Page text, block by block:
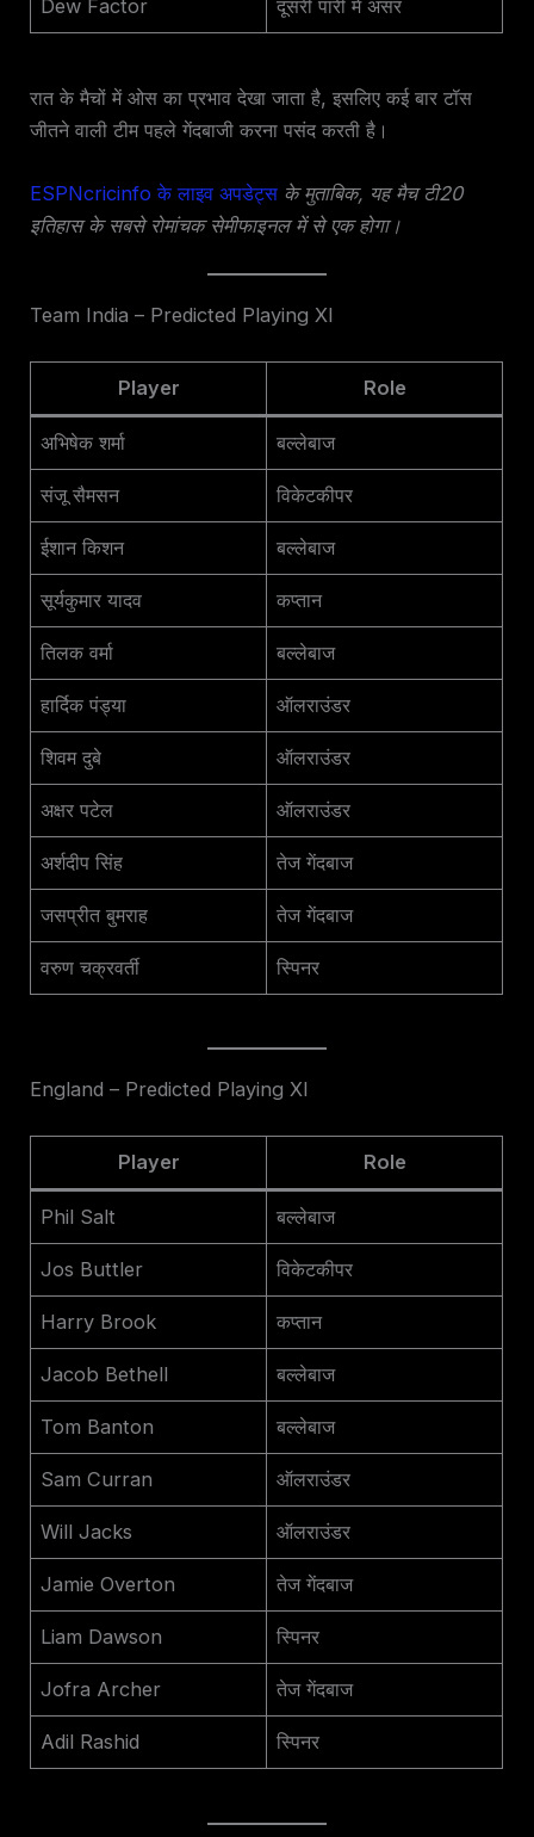
Dew Factor दूसरी पारी में असर
रात के मैचों में ओस का प्रभाव देखा जाता है, इसलिए कई बार टॉस
जीतने वाली टीम पहले गेंदबाजी करना पसंद करती है।
ESPNcricinfo के लाइव अपडेट्स के मुताबिक, यह मैच टी20
इतिहास के सबसे रोमांचक सेमीफाइनल में से एक होगा।
Team India – Predicted Playing XI
Player Role
अभिषेक शर्मा बल्लेबाज
संजू सैमसन विकेटकीपर
ईशान किशन बल्लेबाज
सूर्यकुमार यादव कप्तान
तिलक वर्मा बल्लेबाज
हार्दिक पंड्या ऑलराउंडर
शिवम दुबे ऑलराउंडर
अक्षर पटेल ऑलराउंडर
अर्शदीप सिंह तेज गेंदबाज
जसप्रीत बुमराह तेज गेंदबाज
वरुण चक्रवर्ती स्पिनर
England – Predicted Playing XI
Player Role
Phil Salt बल्लेबाज
Jos Buttler विकेटकीपर
Harry Brook कप्तान
Jacob Bethell बल्लेबाज
Tom Banton बल्लेबाज
Sam Curran ऑलराउंडर
Will Jacks ऑलराउंडर
Jamie Overton तेज गेंदबाज
Liam Dawson स्पिनर
Jofra Archer तेज गेंदबाज
Adil Rashid स्पिनर